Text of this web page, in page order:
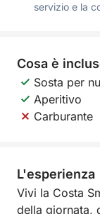
servizio e la
Cosa è
Sosta per
Aperitivo
Carburante
L'esperienza
Vivi la Costa
della giornata,